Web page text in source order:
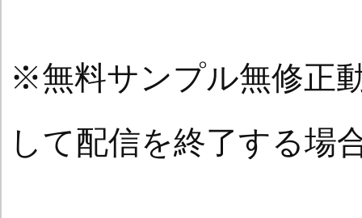
※無料サンプル無修正
して配信を終了する場